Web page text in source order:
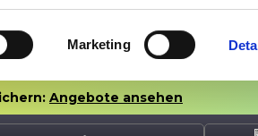
Marketing
Angebote ansehen